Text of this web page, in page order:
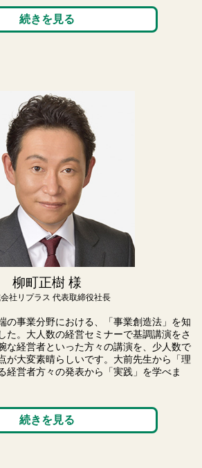
続きを見る
柳町正樹 様
社リプラス 代表取締役社長
の事業分野における、「事業創造法」を知
た。大人数の経営セミナーで基調講演をさ
な経営者といった方々の講演を、少人数で
が大変素晴らしいです。大前先生から「理
経営者方々の発表から「実践」を学べま
続きを見る